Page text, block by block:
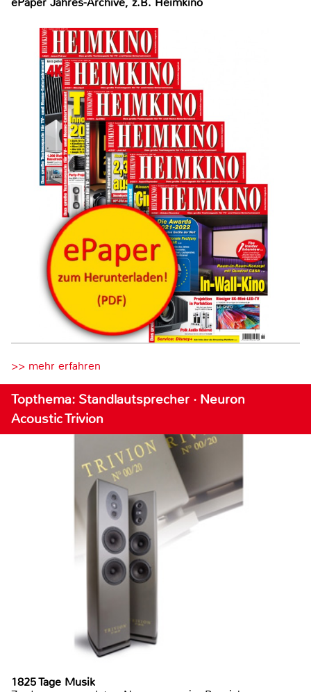
>> mehr erfahren
Topthema: Standlautsprecher · Neuron
Acoustic Trivion
1825 Tage Musik